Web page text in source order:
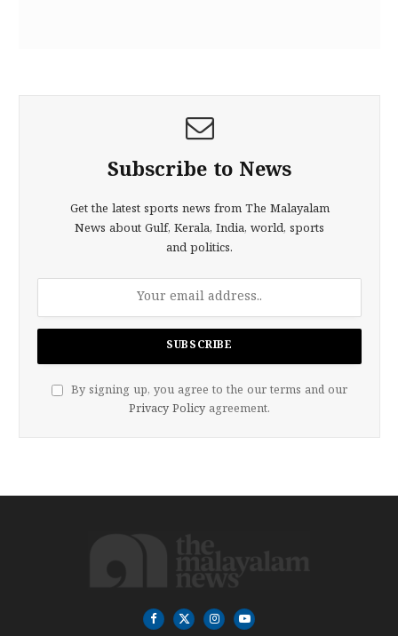
Subscribe to News
Get the latest sports news from The Malayalam
News about Gulf, Kerala, India, world, sports
and politics.
By signing up, you agree to the our terms and our
Privacy Policy agreement.
Facebook
X
InstagramYouTube